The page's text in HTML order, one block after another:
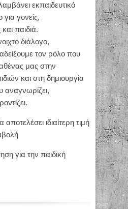
εκπαιδευτικό
για γονείς,
παιδιά.
διάλογο,
τον ρόλο που
μας στην
και στη δημιουργία
αναγνωρίζει,
ιδιαίτερη τιμή
για την παιδική